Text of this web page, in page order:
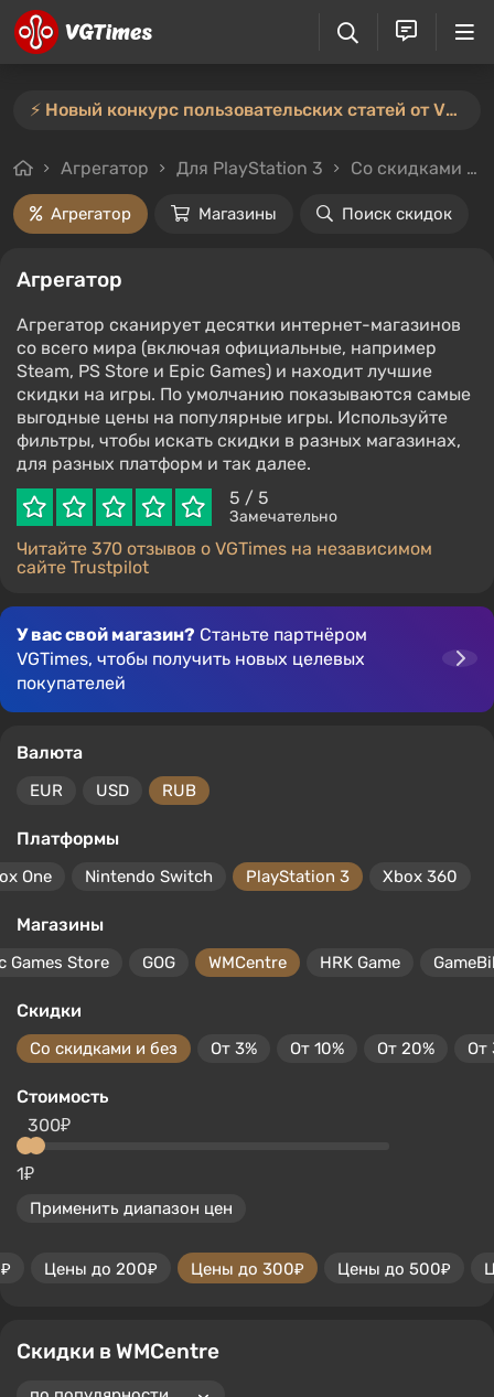
⚡️ Новый конкурс пользовательских статей от VGTimes — участвуйте тут ⚡️
Агрегатор Для PlayStation 3 Со скидками и без
Агрегатор Магазины Поиск скидок
Агрегатор
Агрегатор сканирует десятки интернет-магазинов
со всего мира (включая официальные, например
Steam, PS Store и Epic Games) и находит лучшие
скидки на игры. По умолчанию показываются самые
выгодные цены на популярные игры. Используйте
фильтры, чтобы искать скидки в разных магазинах,
для разных платформ и так далее.
5 / 5
Замечательно
Читайте 370 отзывов о VGTimes на независимом
сайте Trustpilot
У вас свой магазин? Станьте партнёром
VGTimes, чтобы получить новых целевых
покупателей
Валюта
EUR USD RUB
Платформы
One Nintendo Switch PlayStation 3 Xbox 360
Магазины
Games Store GOG WMCentre HRK Game
Скидки
Со скидками и без От 3% От 10% От 20% От
Стоимость
1₽
300₽
Применить диапазон цен
Цены до 200₽ Цены до 300₽ Цены до 500₽
Скидки в WMCentre